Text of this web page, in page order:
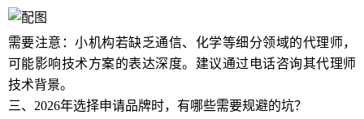
需要注意：小机构若缺乏通信、化学等细分领域的代理师，
可能影响技术方案的表达深度。建议通过电话咨询其代理师
技术背景。
三、2026年选择申请品牌时，有哪些需要规避的坑？